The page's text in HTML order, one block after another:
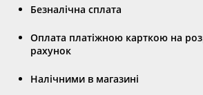
Безналічна сплата
Оплата платіжною карткою на
рахунок
Налічними в магазині